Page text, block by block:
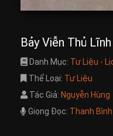
Bảy Viễn Thủ
Danh Mục: Tư Liệu -
Thể Loại: Tư Liệu
Tác Giả: Nguyễn Hùng
Giọng Đọc: Thanh Bình